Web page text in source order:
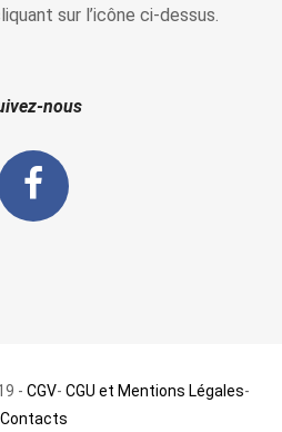
sur l’icône ci-dessus.
nous
- CGV- CGU et Mentions Légales-
Contacts